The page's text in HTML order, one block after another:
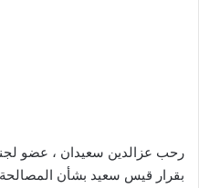
رحب عزالدين سعيدان ، عضو
بقرار قيس سعيد بشأن المصالحة